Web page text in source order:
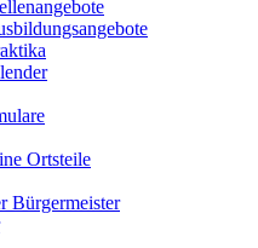
Ortsteile
Bürgermeister